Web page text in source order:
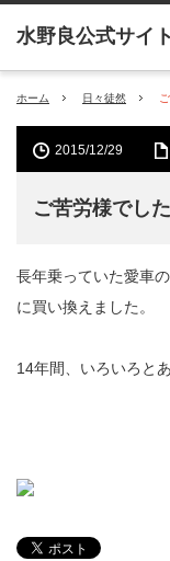
ホーム 日々徒然
2015/12/29
ご苦労様でした
長年乗っていた愛車
に買い換えました。
14年間、いろいろと